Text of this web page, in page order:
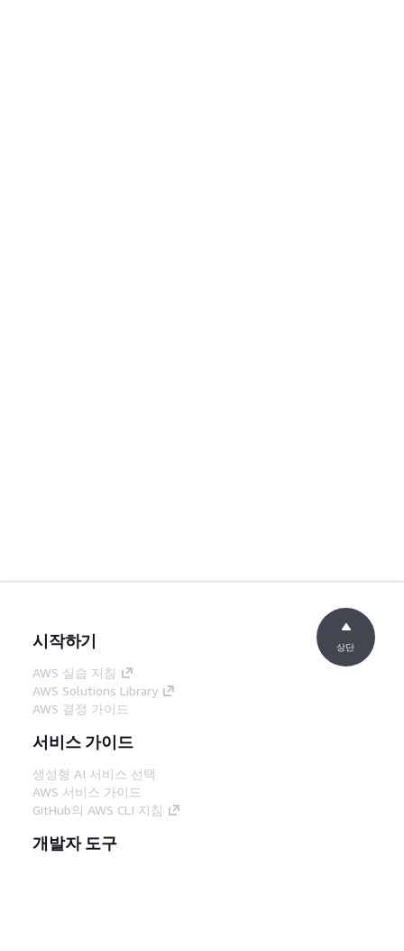
시작하기
AWS 실습 지침
AWS Solutions Library
AWS 결정 가이드
서비스 가이드
생성형 AI 서비스 선택
AWS 서비스 가이드
GitHub의 AWS CLI 지침
개발자 도구
상단